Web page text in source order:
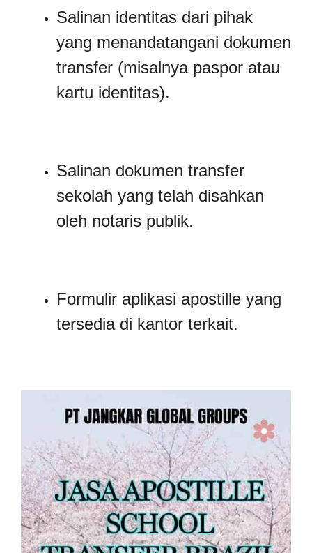
Salinan identitas dari pihak
yang menandatangani dokumen
transfer (misalnya paspor atau
kartu identitas).
Salinan dokumen transfer
sekolah yang telah disahkan
oleh notaris publik.
Formulir aplikasi apostille yang
tersedia di kantor terkait.